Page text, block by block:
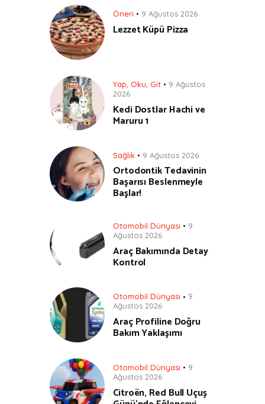
Öneri 9 Ağustos 2026
Lezzet Küpü Pizza
Yap, Oku, Git
9 Ağustos
2026
Kedi Dostlar Hachi ve
Maruru 1
Sağlık 9 Ağustos 2026
Ortodontik Tedavinin
Başarısı Beslenmeyle
Başlar!
Otomobil Dünyası
9
Ağustos 2026
Araç Bakımında Detay
Kontrol
Otomobil Dünyası
9
Ağustos 2026
Araç Profiline Doğru
Bakım Yaklaşımı
Otomobil Dünyası
9
Ağustos 2026
Citroën, Red Bull Uçuş